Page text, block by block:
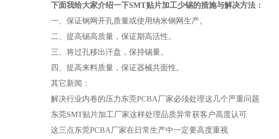
下面我给大家介绍一下SMT贴片加工少锡的措施与解决方法：
一、保证钢网开孔质量或使用纳米钢网生产。
二、提高锡高质量，保证期高活性。
三、将过孔移出汗盘，保持锡量。
四、提高来料质量，保证器械共面性。
其它新闻：
解决行业内卷的压力东莞PCBA厂家必须处理这几个严重问题
东莞SMT贴片加工厂家这样处理品质异常获客户高度认可
这三点东莞PCBA厂家在日常生产中一定要高度重视